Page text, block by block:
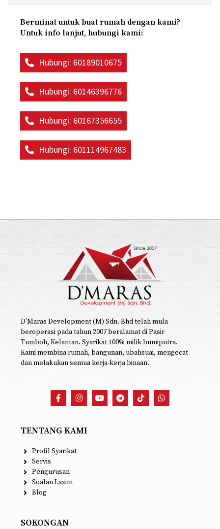
Berminat untuk buat rumah dengan kami?
Untuk info lanjut, hubungi kami:
Hubungi: 60189010675
Hubungi: 60146396776
Hubungi: 60167356655
Hubungi: 601114967483
D’Maras Development (M) Sdn. Bhd telah mula
beroperasi pada tahun 2007 beralamat di Pasir
Tumboh, Kelantan. Syarikat 100% milik bumiputra.
Kami membina rumah, bangunan, ubahsuai, mengecat
dan melakukan semua kerja-kerja binaan.
TENTANG KAMI
Profil Syarikat
Servis
Pengurusan
Soalan Lazim
Blog
SOKONGAN